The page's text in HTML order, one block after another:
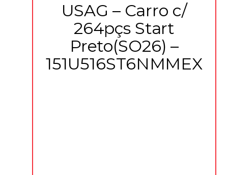
USAG – Carro c/
264pçs Start
Preto(SO26) –
151U516ST6NMMEX